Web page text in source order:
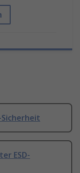
Sicherheit
ESD-